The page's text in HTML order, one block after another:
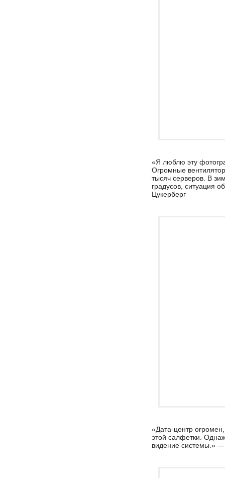
«Я люблю эту
Огромные
тысяч серверов. В
градусов, ситуация
Цукерберг
«Дата-центр
этой салфетки.
видение системы.»